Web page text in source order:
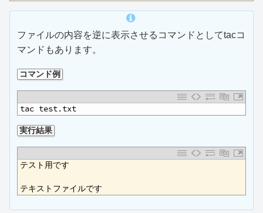
ファイルの内容を逆に表示させるコマンドとしてtacコ
マンドもあります。
コマンド例
tac test.txt
実行結果
テスト用です
テキストファイルです